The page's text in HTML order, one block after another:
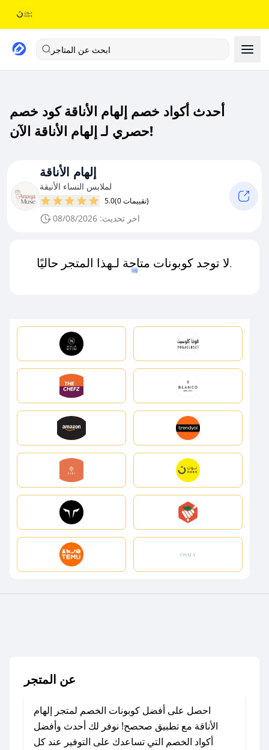
ابحث عن المتاجر
أحدث أكواد خصم إلهام الأناقة كود خصم
حصري لـ إلهام الأناقة الآن!
إلهام الأناقة
لملابس النساء الأنيقة
5.0 (0 تقييمات)
اخر تحديث: 08/08/2026
لا توجد كوبونات متاحة لـهذا المتجر حاليًا.
عن المتجر
احصل على أفضل كوبونات الخصم لمتجر إلهام
الأناقة مع تطبيق صحصح! نوفر لك أحدث وأفضل
أكواد الخصم التي تساعدك على التوفير عند كل